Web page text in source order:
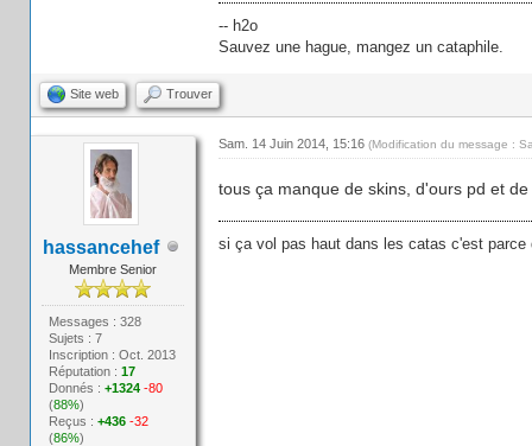
-- h2o
Sauvez une hague, mangez un cataphile.
Site web Trouver
hassancehef
Membre Senior
Messages : 328
Sujets : 7
Inscription : Oct. 2013
Réputation :17
Donnés :+1324 -80
(88%)
Reçus :+436 -32
(86%)
Sam. 14 Juin 2014, 15:16 (Modification du message :
tous ça manque de skins, d'ours pd et
si ça vol pas haut dans les catas c'est